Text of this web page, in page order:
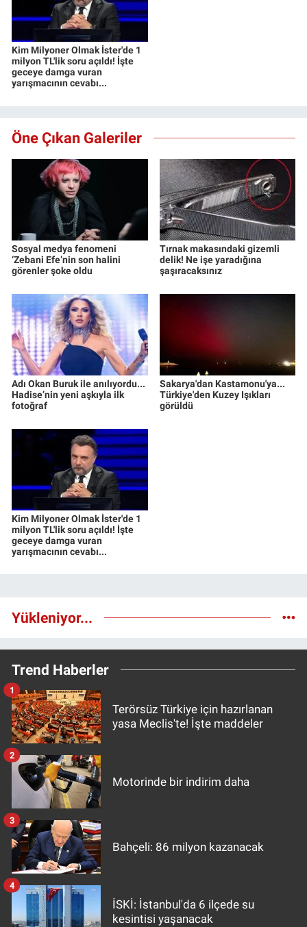
Kim Milyoner Olmak İster'de 1
milyon TL'lik soru açıldı! İşte
geceye damga vuran
yarışmacının cevabı...
Öne Çıkan Galeriler
Sosyal medya fenomeni
‘Zebani Efe’nin son halini
görenler şoke oldu
Tırnak makasındaki gizemli
delik! Ne işe yaradığına
şaşıracaksınız
Adı Okan Buruk ile anılıyordu...
Hadise’nin yeni aşkıyla ilk
fotoğraf
Sakarya'dan Kastamonu'ya...
Türkiye'den Kuzey Işıkları
görüldü
Kim Milyoner Olmak İster'de 1
milyon TL'lik soru açıldı! İşte
geceye damga vuran
yarışmacının cevabı...
Yükleniyor...
Trend Haberler
Terörsüz Türkiye için hazırlanan
yasa Meclis'te! İşte maddeler
1
Motorinde bir indirim daha
2
Bahçeli: 86 milyon kazanacak
3
İSKİ: İstanbul'da 6 ilçede su
kesintisi yaşanacak
4